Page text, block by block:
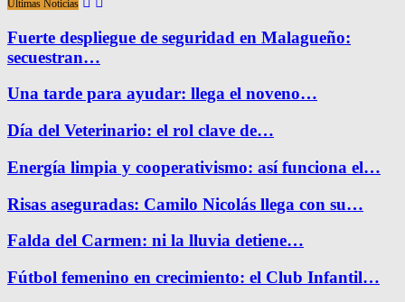
Últimas Noticias
Fuerte despliegue de seguridad en Malagueño:
secuestran…
Una tarde para ayudar: llega el noveno…
Día del Veterinario: el rol clave de…
Energía limpia y cooperativismo: así funciona el…
Risas aseguradas: Camilo Nicolás llega con su…
Falda del Carmen: ni la lluvia detiene…
Fútbol femenino en crecimiento: el Club Infantil…